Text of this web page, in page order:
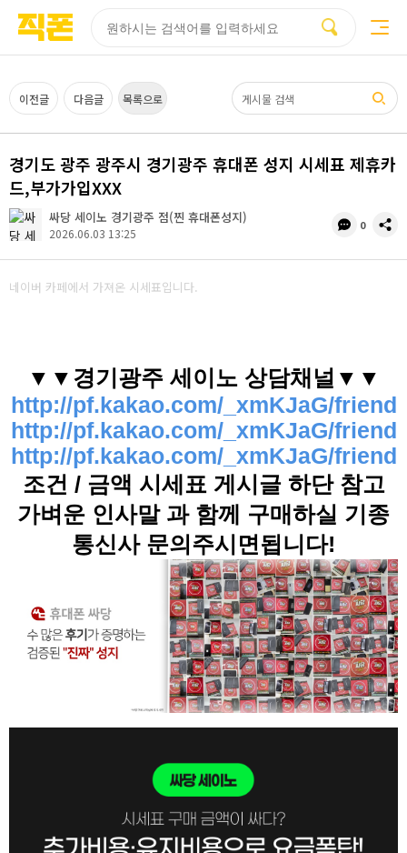
이전글 다음글 목록으로
경기도 광주 광주시 경기광주 휴대폰 성지 시세표 제휴카
드,부가가입XXX
싸당 세이노 경기광주 점(찐 휴대폰성지)
2026.06.03 13:25
댓
수
0
공
네이버 카페에서 가져온 시세표입니다.
▼▼경기광주 세이노 상담채널▼▼
http://pf.kakao.com/_xmKJaG/friend
http://pf.kakao.com/_xmKJaG/friend
http://pf.kakao.com/_xmKJaG/friend
조건 / 금액 시세표 게시글 하단 참고
가벼운 인사말 과 함께 구매하실 기종
통신사 문의주시면됩니다!
페이지
페이지
페이지
페이지